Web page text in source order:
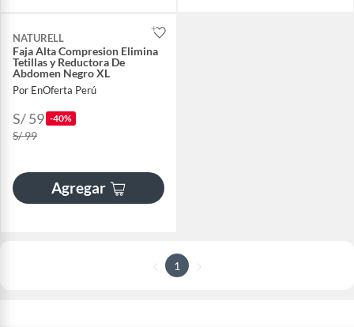
NATURELL
Faja Alta Compresion Elimina
Tetillas y Reductora De
Abdomen Negro XL
Por EnOferta Perú
S/ 59 -40%
S/ 99
Agregar
1